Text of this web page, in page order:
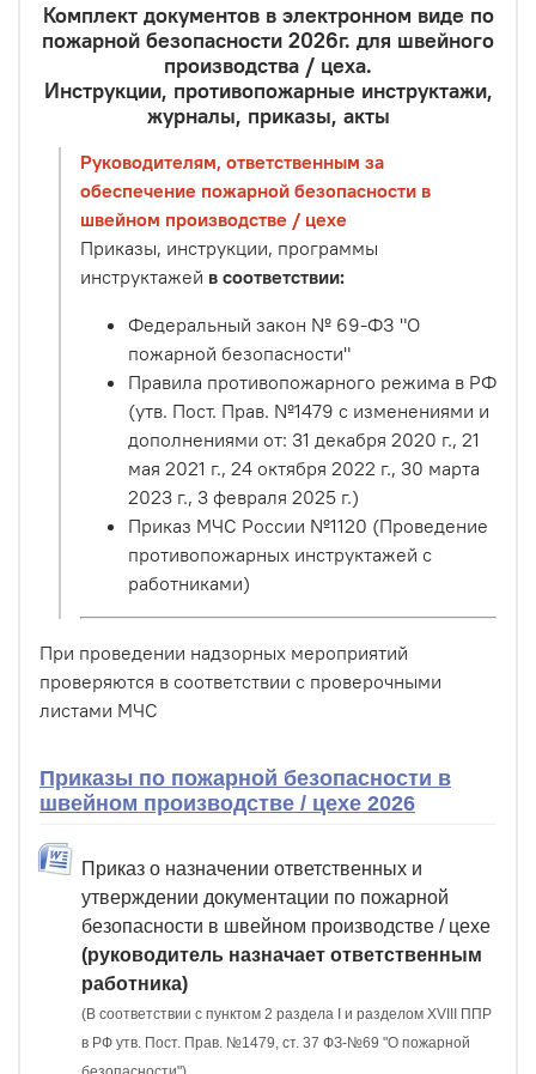
Комплект документов в электронном виде по
пожарной безопасности 2026г. для швейного
производства / цеха.
Инструкции, противопожарные инструктажи,
журналы, приказы, акты
Руководителям, ответственным за
обеспечение пожарной безопасности в
швейном производстве / цехе
Приказы, инструкции, программы
инструктажей в соответствии:
Федеральный закон № 69-ФЗ "О
пожарной безопасности"
Правила противопожарного режима в РФ
(утв. Пост. Прав. №1479 с изменениями и
дополнениями от: 31 декабря 2020 г., 21
мая 2021 г., 24 октября 2022 г., 30 марта
2023 г., 3 февраля 2025 г.)
Приказ МЧС России №1120 (Проведение
противопожарных инструктажей с
работниками)
При проведении надзорных мероприятий
проверяются в соответствии с проверочными
листами МЧС
Приказы по пожарной безопасности в
швейном производстве / цехе 2026
Приказ о назначении ответственных и
утверждении документации по пожарной
безопасности в швейном производстве / цехе
(руководитель назначает ответственным
работника)
(В соответствии с пунктом 2 раздела I и разделом XVIII ППР
в РФ утв. Пост. Прав. №1479, ст. 37 ФЗ-№69 "О пожарной